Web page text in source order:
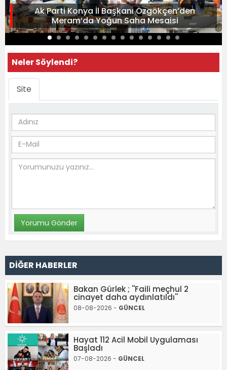
Ak Parti Konya İl Başkanı Özgökçen’den
Meram’da Yoğun Saha Mesaisi
Neler Söylendi?
Site
DİĞER HABERLER
Bakan Gürlek ; ''Faili meçhul 2
cinayet daha aydınlatıldı''
08-08-2026 - GÜNCEL
Hayat 112 Acil Mobil Uygulaması
Başladı
07-08-2026 - GÜNCEL